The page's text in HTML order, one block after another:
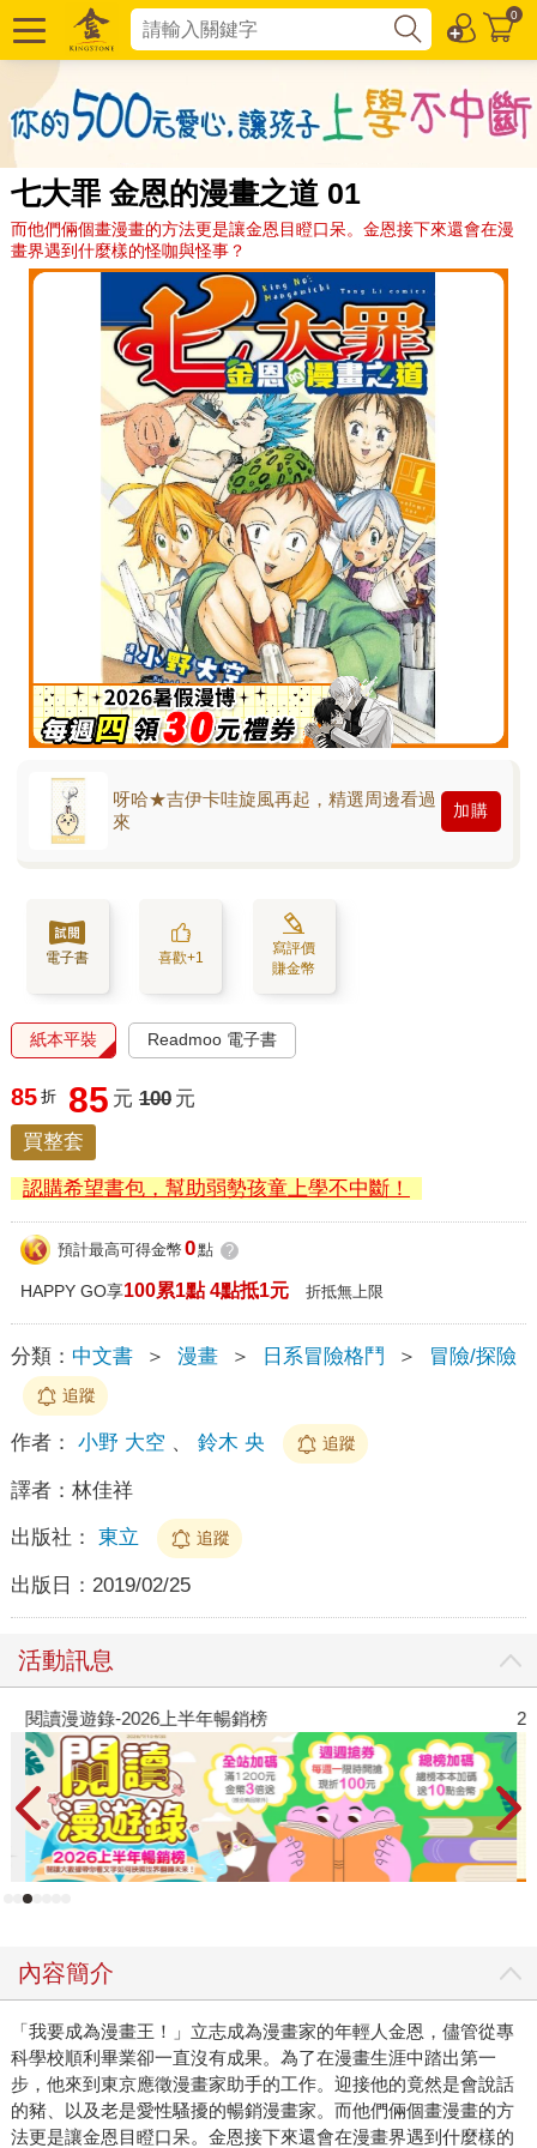
0
七大罪 金恩的漫畫之道 01
而他們倆個畫漫畫的方法更是讓金恩目瞪口呆。金恩接下來還會在漫
畫界遇到什麼樣的怪咖與怪事？
呀哈★吉伊卡哇旋風再起，精選周邊看過
來
加購
電子書 喜歡+1
寫評價
賺金幣
紙本平裝 Readmoo 電子書
85 折 85 元 100 元
買整套
認購希望書包，幫助弱勢孩童上學不中斷！
預計最高可得金幣 0點 ?
HAPPY GO享100累1點 4點抵1元 折抵無上限
分類： 中文書 ＞ 漫畫 ＞ 日系冒險格鬥 ＞ 冒險/探險
追蹤
作者： 小野 大空 、 鈴木 央 追蹤
譯者： 林佳祥
出版社： 東立 追蹤
出版日： 2019/02/25
活動訊息
閱讀漫遊錄-2026上半年暢銷榜
內容簡介
「我要成為漫畫王！」立志成為漫畫家的年輕人金恩，儘管從專
科學校順利畢業卻一直沒有成果。為了在漫畫生涯中踏出第一
步，他來到東京應徵漫畫家助手的工作。迎接他的竟然是會說話
的豬、以及老是愛性騷擾的暢銷漫畫家。而他們倆個畫漫畫的方
法更是讓金恩目瞪口呆。金恩接下來還會在漫畫界遇到什麼樣的